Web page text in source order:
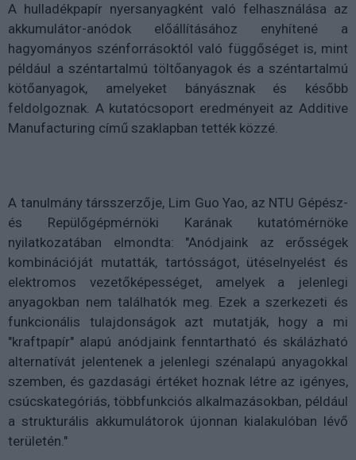
A hulladékpapír nyersanyagként való felhasználása az
akkumulátor-anódok előállításához enyhítené a
hagyományos szénforrásoktól való függőséget is, mint
például a széntartalmú töltőanyagok és a széntartalmú
kötőanyagok, amelyeket bányásznak és később
feldolgoznak. A kutatócsoport eredményeit az Additive
Manufacturing című szaklapban tették közzé.
A tanulmány társszerzője, Lim Guo Yao, az NTU Gépész-
és Repülőgépmérnöki Karának kutatómérnöke
nyilatkozatában elmondta: "Anódjaink az erősségek
kombinációját mutatták, tartósságot, ütéselnyelést és
elektromos vezetőképességet, amelyek a jelenlegi
anyagokban nem találhatók meg. Ezek a szerkezeti és
funkcionális tulajdonságok azt mutatják, hogy a mi
"kraftpapír" alapú anódjaink fenntartható és skálázható
alternatívát jelentenek a jelenlegi szénalapú anyagokkal
szemben, és gazdasági értéket hoznak létre az igényes,
csúcskategóriás, többfunkciós alkalmazásokban, például
a strukturális akkumulátorok újonnan kialakulóban lévő
területén."